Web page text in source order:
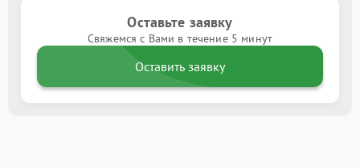
Оставьте заявку
Свяжемся с Вами в течение 5 минут
Оставить заявку